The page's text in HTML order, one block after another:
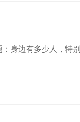
身边有多少人，特